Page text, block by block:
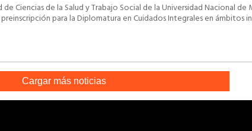
Ciencias de la Salud y Trabajo Social de la Universidad Nacional de
para la Diplomatura en Cuidados Integrales en ámbitos
Cargar más noticias